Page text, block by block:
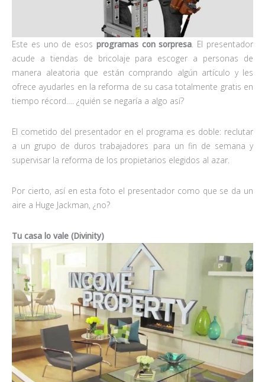
Este es uno de esos programas con sorpresa. El presentador
acude a tiendas de bricolaje para escoger a personas de
manera aleatoria que están comprando algún artículo y les
ofrece ayudarles en la reforma de su casa totalmente gratis en
tiempo récord…. ¿quién se negaría a algo así?
El cometido del presentador en el programa es doble: reclutar
a un grupo de duros trabajadores para un fin de semana y
supervisar la reforma de los propietarios elegidos al azar.
Por cierto, así en esta foto el presentador como que se da un
aire a Huge Jackman, ¿no?
Tu casa lo vale (Divinity)